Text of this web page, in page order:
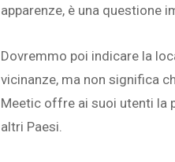
apparenze, è una questione
Dovremmo poi indicare la
vicinanze, ma non significa
Meetic offre ai suoi utenti la
altri Paesi.